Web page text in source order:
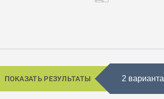
ПОКАЗАТЬ РЕЗУЛЬТАТЫ 2 варианта